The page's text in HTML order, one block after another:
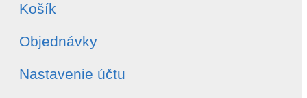
Košík
Objednávky
Nastavenie účtu